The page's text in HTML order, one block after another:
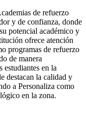
de refuerzo
y de confianza, donde
potencial académico y
ofrece atención
programas de refuerzo
de manera
en la
destacan la calidad y
a Personaliza como
en la zona.